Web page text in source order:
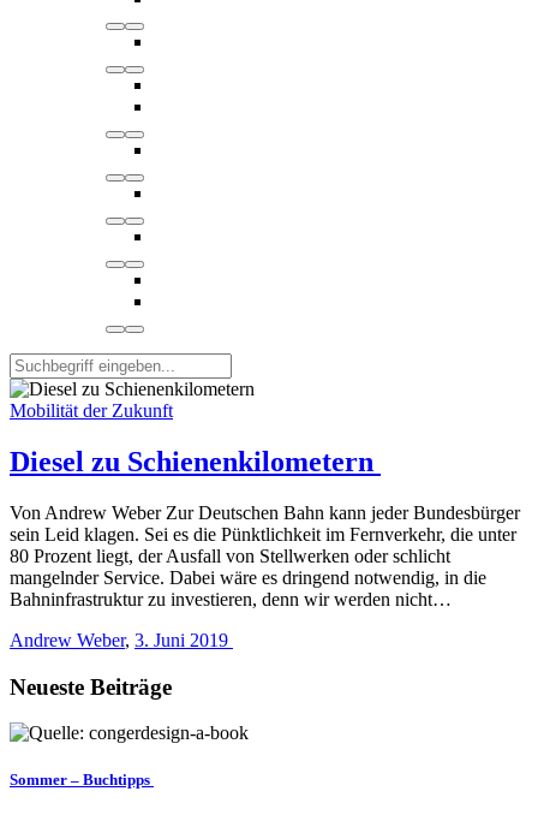
Mobilität der Zukunft
Diesel zu Schienenkilometern
Von Andrew Weber Zur Deutschen Bahn kann jeder Bundesbürger
sein Leid klagen. Sei es die Pünktlichkeit im Fernverkehr, die unter
80 Prozent liegt, der Ausfall von Stellwerken oder schlicht
mangelnder Service. Dabei wäre es dringend notwendig, in die
Bahninfrastruktur zu investieren, denn wir werden nicht…
Andrew Weber, 3. Juni 2019
Neueste Beiträge
Sommer – Buchtipps